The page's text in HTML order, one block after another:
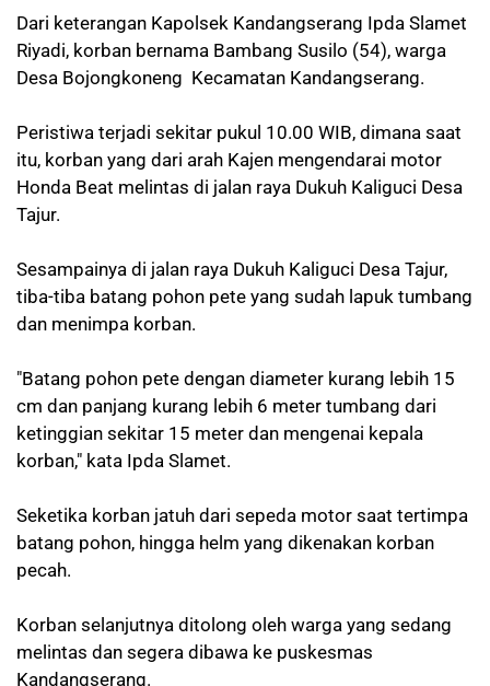
Dari keterangan Kapolsek Kandangserang Ipda Slamet
Riyadi, korban bernama Bambang Susilo (54), warga
Desa Bojongkoneng Kecamatan Kandangserang.
Peristiwa terjadi sekitar pukul 10.00 WIB, dimana saat
itu, korban yang dari arah Kajen mengendarai motor
Honda Beat melintas di jalan raya Dukuh Kaliguci Desa
Tajur.
Sesampainya di jalan raya Dukuh Kaliguci Desa Tajur,
tiba-tiba batang pohon pete yang sudah lapuk tumbang
dan menimpa korban.
"Batang pohon pete dengan diameter kurang lebih 15
cm dan panjang kurang lebih 6 meter tumbang dari
ketinggian sekitar 15 meter dan mengenai kepala
korban," kata Ipda Slamet.
Seketika korban jatuh dari sepeda motor saat tertimpa
batang pohon, hingga helm yang dikenakan korban
pecah.
Korban selanjutnya ditolong oleh warga yang sedang
melintas dan segera dibawa ke puskesmas
Kandangserang.